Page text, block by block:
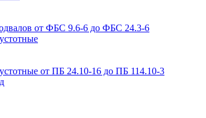
от ФБС 9.6-6 до ФБС 24.3-6
от ПБ 24.10-16 до ПБ 114.10-3